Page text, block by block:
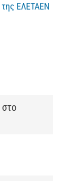
της ΕΛΕΤΑΕΝ